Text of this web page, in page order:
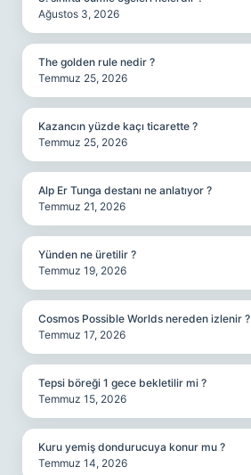
Ağustos 3, 2026
The golden rule nedir ?
Temmuz 25, 2026
Kazancın yüzde kaçı ticarette ?
Temmuz 25, 2026
Alp Er Tunga destanı ne anlatıyor ?
Temmuz 21, 2026
Yünden ne üretilir ?
Temmuz 19, 2026
Cosmos Possible Worlds nereden izlenir ?
Temmuz 17, 2026
Tepsi böreği 1 gece bekletilir mi ?
Temmuz 15, 2026
Kuru yemiş dondurucuya konur mu ?
Temmuz 14, 2026